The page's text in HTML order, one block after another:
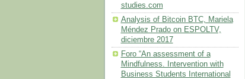
studies.com
Analysis of Bitcoin BTC, Mariela
Méndez Prado on ESPOLTV,
diciembre 2017
Foro “An assessment of a
Mindfulness. Intervention with
Business Students International